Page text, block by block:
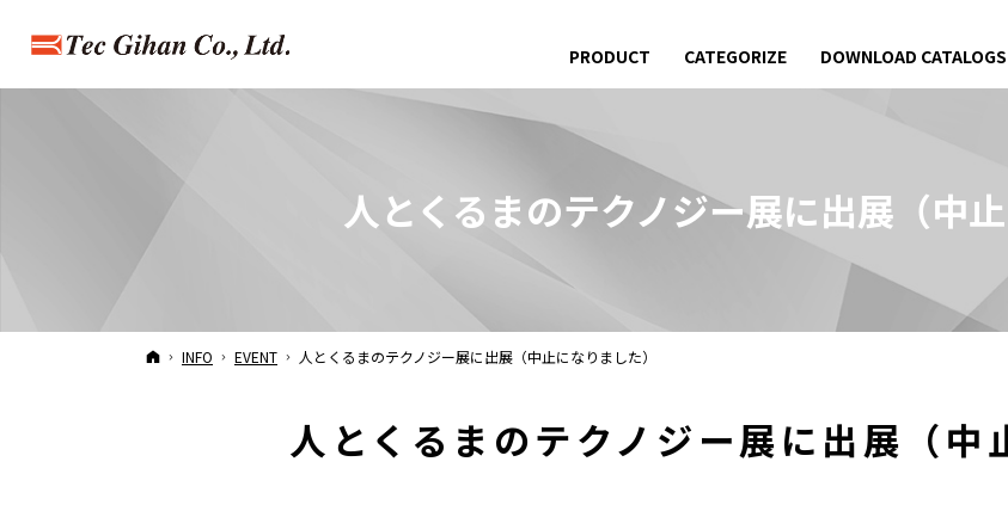
人とくるまのテクノジー展に出展 （中
HOME
INFO EVENT 人とくるまのテクノジー展に出展 （中止になりました）
人とくるまのテクノジー展に出展 （
PRODUCT
CATEGORIZE DOWNLOAD CATALOGS